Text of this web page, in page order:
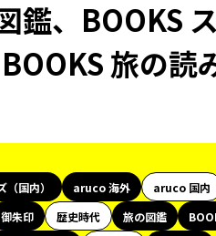
鑑、BOOKS
旅の
国内） aruco 海外 aruco 国内
御朱印 歴史時代 旅の図鑑